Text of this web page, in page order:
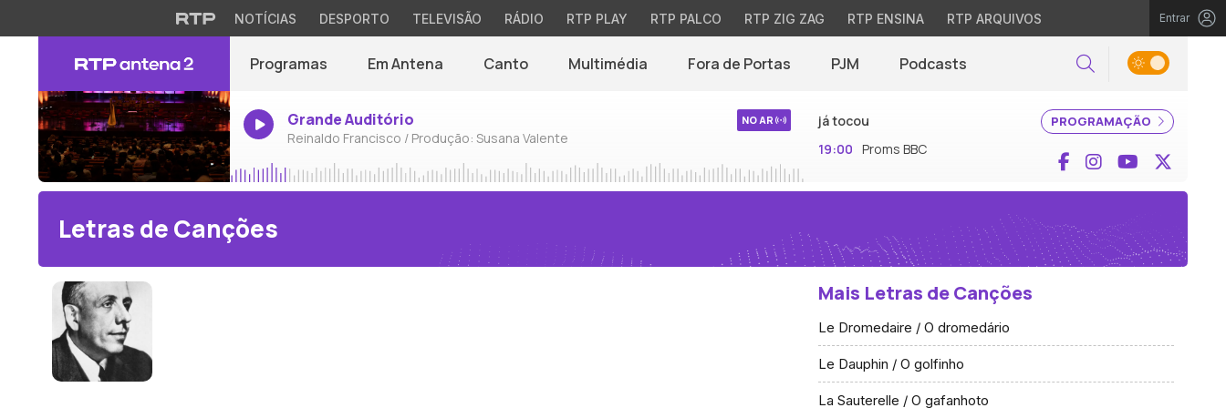
NOTÍCIAS DESPORTO TELEVISÃO RÁDIO RTP PLAY RTP PALCO RTP ZIG ZAG RTP ENSINA RTP ARQUIVOS Entrar
Programas Em Antena Canto Multimédia Fora de Portas PJM Podcasts Pesquisar
Grande Auditório
Reinaldo Francisco / Produção: Susana Valente
NO AR PROGRAMAÇÃO
já tocou
19:00 Proms BBC Facebook
InstagramYouTube
Letras de Canções
Mais Letras de Canções
Le Dromedaire / O dromedário
Le Dauphin / O golfinho
La Sauterelle / O gafanhoto